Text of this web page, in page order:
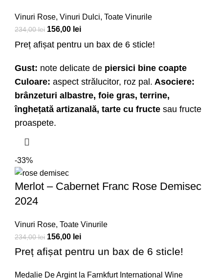
Vinuri Rose, Vinuri Dulci, Toate Vinurile
234,00lei 156,00 lei
Preț afișat pentru un bax de 6 sticle!
Gust: note delicate de piersici bine coapte
Culoare: aspect strălucitor, roz pal. Asociere:
brânzeturi albastre, foie gras, terrine,
înghețată artizanală, tarte cu fructe sau fructe
proaspete.
-33%
Merlot – Cabernet Franc Rose Demisec
2024
Vinuri Rose, Toate Vinurile
234,00lei 156,00 lei
Preț afișat pentru un bax de 6 sticle!
Medalie De Argint la Farnkfurt International Wine